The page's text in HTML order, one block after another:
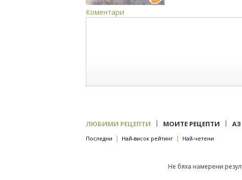
Коментари
ЛЮБИМИ РЕЦЕПТИ | МОИТЕ РЕЦЕПТИ |
Последни | Най-висок рейтинг | Най-четени
Не бяха намерени